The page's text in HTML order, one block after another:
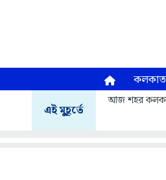
এই মুহূর্তে
আজ শহর